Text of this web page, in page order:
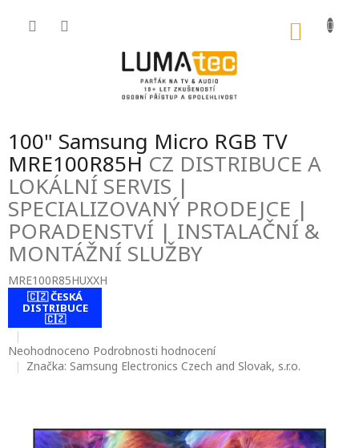
100" Samsung Micro RGB TV
MRE100R85HCZ DISTRIBUCE A
LOKÁLNÍ SERVIS |
SPECIALIZOVANÝ PRODEJCE |
PORADENSTVÍ | INSTALAČNÍ &
MONTÁŽNÍ SLUŽBY
MRE100R85HUXXH
🇨🇿 ČESKÁ
DISTRIBUCE
🇨🇿
Průměrné
hodnocení
Neohodnoceno Podrobnosti hodnocení
Značka: Samsung Electronics Czech and Slovak, s.r.o.